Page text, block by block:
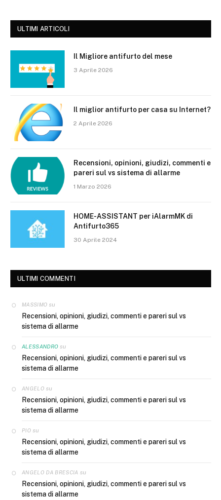
ULTIMI ARTICOLI
Il Migliore antifurto del mese
3 Aprile 2026
Il miglior antifurto per casa su Internet?
2 Aprile 2026
Recensioni, opinioni, giudizi, commenti e
pareri sul vs sistema di allarme
1 Marzo 2026
HOME-ASSISTANT per iAlarmMK di
Antifurto365
30 Aprile 2024
ULTIMI COMMENTI
MASSIMO su
Recensioni, opinioni, giudizi, commenti e pareri sul vs
sistema di allarme
ALESSANDRO su
Recensioni, opinioni, giudizi, commenti e pareri sul vs
sistema di allarme
ANGELO su
Recensioni, opinioni, giudizi, commenti e pareri sul vs
sistema di allarme
PIO su
Recensioni, opinioni, giudizi, commenti e pareri sul vs
sistema di allarme
ANGELO DA BRESCIA su
Recensioni, opinioni, giudizi, commenti e pareri sul vs
sistema di allarme